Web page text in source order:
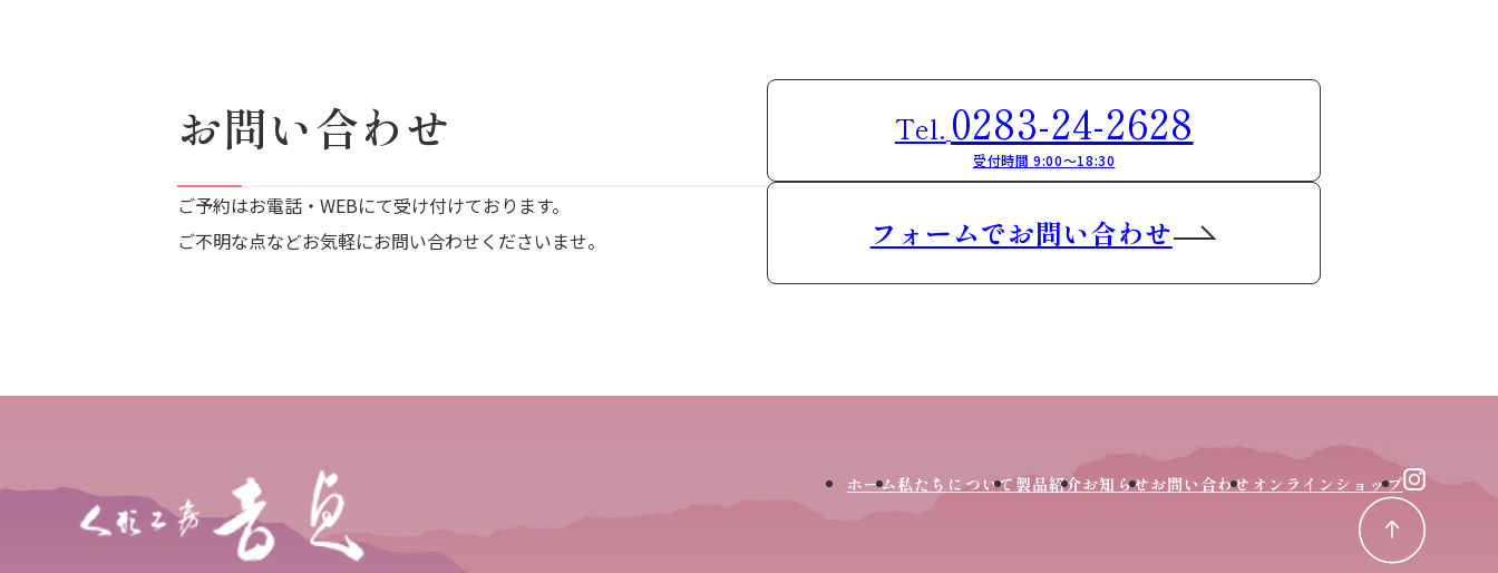
お問い合わせ
ご予約はお電話・WEBにて受け付けております。
ご不明な点などお気軽にお問い合わせくださいませ。
Tel. 0283-24-2628
受付時間 9:00～18:30
フォームでお問い合わせ
ホーム私たちについて 製品紹介お知らせお問い合わせ オンラインショップ